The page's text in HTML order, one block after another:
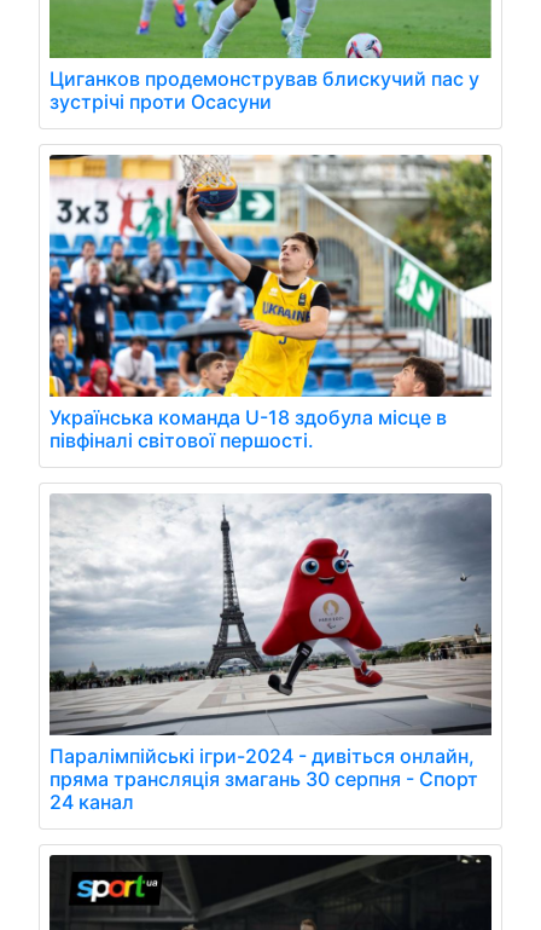
Циганков продемонстрував блискучий пас у
зустрічі проти Осасуни
Українська команда U-18 здобула місце в
півфіналі світової першості.
Паралімпійські ігри-2024 - дивіться онлайн,
пряма трансляція змагань 30 серпня - Спорт
24 канал